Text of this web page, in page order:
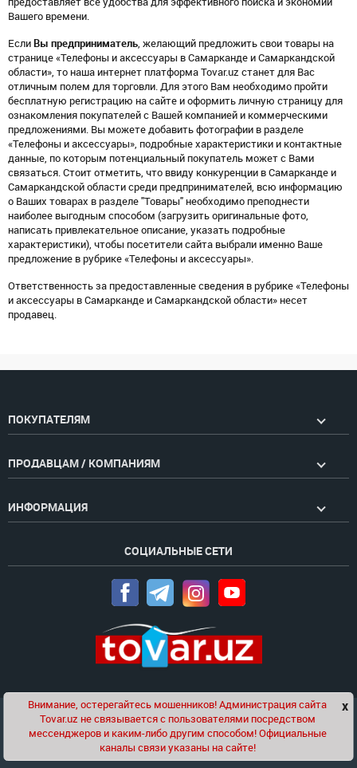
Вашего времени.
Если Вы предприниматель, желающий предложить свои товары на
странице «Телефоны и аксессуары в Самарканде и Самаркандской
области», то наша интернет платформа Tovar.uz станет для Вас
отличным полем для торговли. Для этого Вам необходимо пройти
бесплатную регистрацию на сайте и оформить личную страницу для
ознакомления покупателей с Вашей компанией и коммерческими
предложениями. Вы можете добавить фотографии в разделе
«Телефоны и аксессуары», подробные характеристики и контактные
данные, по которым потенциальный покупатель может с Вами
связаться. Стоит отметить, что ввиду конкуренции в Самарканде и
Самаркандской области среди предпринимателей, всю информацию
о Ваших товарах в разделе "Товары" необходимо преподнести
наиболее выгодным способом (загрузить оригинальные фото,
написать привлекательное описание, указать подробные
характеристики), чтобы посетители сайта выбрали именно Ваше
предложение в рубрике «Телефоны и аксессуары».
Ответственность за предоставленные сведения в рубрике «Телефоны
и аксессуары в Самарканде и Самаркандской области» несет
продавец.
ПОКУПАТЕЛЯМ
ПРОДАВЦАМ / КОМПАНИЯМ
ИНФОРМАЦИЯ
СОЦИАЛЬНЫЕ СЕТИ
Проект компанииGolden Pages
© 2020-2026 tovar.uz | Все права защищены
Чат x
Внимание, остерегайтесь мошенников! Администрация сайта
Tovar.uz не связывается с пользователями посредством
мессенджеров и каким-либо другим способом! Официальные
каналы связи указаны на сайте!